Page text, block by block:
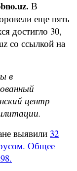
В
еще пять
достигло 30,
со ссылкой на
в
центр
выявили 32
Общее